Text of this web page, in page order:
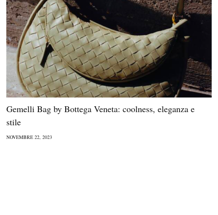
Gemelli Bag by Bottega Veneta: coolness, eleganza e
stile
NOVEMBRE 22, 2023